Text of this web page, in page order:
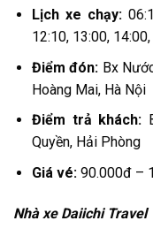
Lịch xe chạy:
12:10, 13:00,
Điểm đón: Bx
Hoàng Mai, Hà Nội
Điểm trả khách:
Quyền, Hải Phòng
Giá vé:90.000đ –
Nhà xe Daiichi Travel